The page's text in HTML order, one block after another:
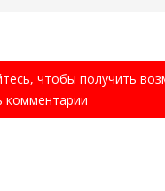
чтобы получить
комментарии